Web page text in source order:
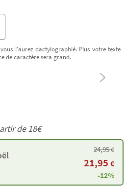
l'aurez dactylographié. Plus votre texte
de caractère sera grand.
de18€
24,95€
21,95 €
-12%